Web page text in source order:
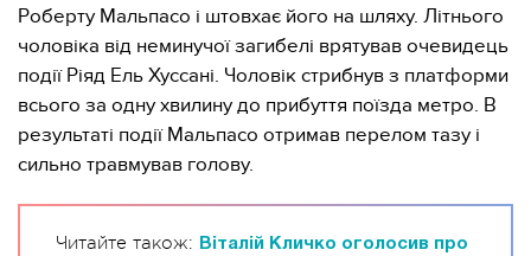
Роберту Мальпасо і штовхає його на шляху. Літнього
чоловіка від неминучої загибелі врятував очевидець
події Ріяд Ель Хуссані. Чоловік стрибнув з платформи
всього за одну хвилину до прибуття поїзда метро. В
результаті події Мальпасо отримав перелом тазу і
сильно травмував голову.
Читайте також:
Віталій Кличко оголосив про